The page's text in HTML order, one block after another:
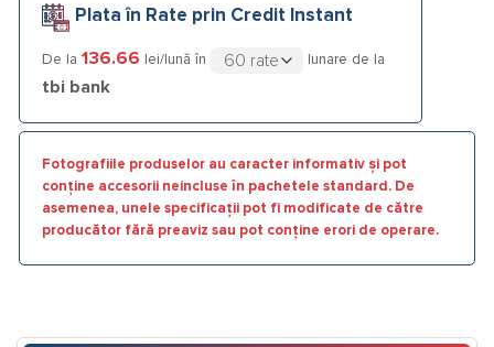
Plata în Rate prin Credit Instant
De la 136.66 lei/lună în lunare de la
tbi bank
Fotografiile produselor au caracter informativ și pot
conține accesorii neincluse în pachetele standard. De
asemenea, unele specificații pot fi modificate de către
producător fără preaviz sau pot conține erori de operare.